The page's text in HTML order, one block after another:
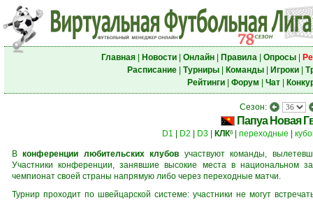
Главная| Новости| Онлайн| Правила| Опросы|
Расписание| Турниры| Команды| Игроки|
Рейтинги| Форум Чат|
Сезон:
Папуа Новая
D1 D2 D3| КЛК6| переходные
Вконференции любительских клубов участвуют команды,
Участники конференции, занявшие высокие места в национальном
чемпионат своей страны напрямую либо через переходные матчи.
Турнир проходит по швейцарской системе: участники не могут